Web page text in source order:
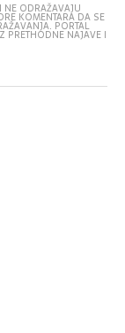
NE ODRAŽAVAJU
KOMENTARA DA SE
PORTAL
PRETHODNE NAJAVE I